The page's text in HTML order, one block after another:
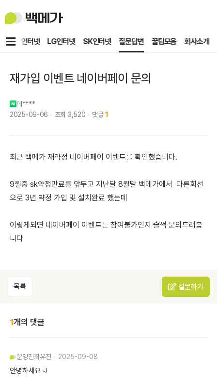
백
메
KT인터넷 LG인터넷 SK인터넷 질문답변 꿀팁모음 회사소개
메
재가입 이벤트 네이버페이 문의
메****
2025-09-06
조회 3,520 댓글 1
최근 백메가 재약정 네이버페이 이벤트를 확인했습니다.
9월중 sk약정만료를 앞두고 지난달 8월말 백메가에서 다른회선
으로 3년 약정 가입 및 설치완료 했는데
이렇게되면 네이버페이 이벤트는 참여불가인지 슬쩍 문의드려봅
니다
목록 질문하기
1개의 댓글
운영진최유진 2025-09-08
안녕하세요~!